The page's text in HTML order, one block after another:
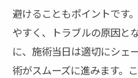
避けることもポイントです
やすく、トラブルの原因と
に、施術当日は適切にシェ
術がスムーズに進みます。